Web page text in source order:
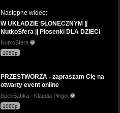
Następne wideo:
W UKŁADZIE SŁONECZNYM ||
NutkoSfera || Piosenki DLA DZIECI
NutkoSfera
1080p
PRZESTWORZA - zapraszam Cię na
otwarty event online
SpecBabka - Klaudia Pingot
1080p